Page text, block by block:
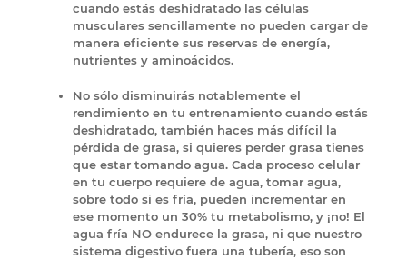
cuando estás deshidratado las células
musculares sencillamente no pueden cargar de
manera eficiente sus reservas de energía,
nutrientes y aminoácidos.
No sólo disminuirás notablemente el
rendimiento en tu entrenamiento cuando estás
deshidratado, también haces más difícil la
pérdida de grasa, si quieres perder grasa tienes
que estar tomando agua. Cada proceso celular
en tu cuerpo requiere de agua, tomar agua,
sobre todo si es fría, pueden incrementar en
ese momento un 30% tu metabolismo, y ¡no! El
agua fría NO endurece la grasa, ni que nuestro
sistema digestivo fuera una tubería, eso son